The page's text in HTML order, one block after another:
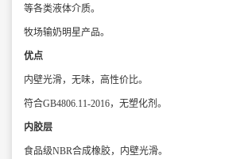
等各类液体介质。
牧场输奶明星产品。
优点
内壁光滑，无味，高性价比。
符合GB4806.11-2016，无塑化剂。
内胶层
食品级NBR合成橡胶，内壁光滑。